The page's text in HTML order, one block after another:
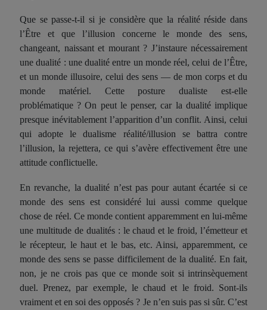
Que se passe-t-il si je considère que la réalité réside dans
l’Être et que l’illusion concerne le monde des sens,
changeant, naissant et mourant ? J’instaure nécessairement
une dualité : une dualité entre un monde réel, celui de l’Être,
et un monde illusoire, celui des sens — de mon corps et du
monde matériel. Cette posture dualiste est-elle
problématique ? On peut le penser, car la dualité implique
presque inévitablement l’apparition d’un conflit. Ainsi, celui
qui adopte le dualisme réalité/illusion se battra contre
l’illusion, la rejettera, ce qui s’avère effectivement être une
attitude conflictuelle.
En revanche, la dualité n’est pas pour autant écartée si ce
monde des sens est considéré lui aussi comme quelque
chose de réel. Ce monde contient apparemment en lui-même
une multitude de dualités : le chaud et le froid, l’émetteur et
le récepteur, le haut et le bas, etc. Ainsi, apparemment, ce
monde des sens se passe difficilement de la dualité. En fait,
non, je ne crois pas que ce monde soit si intrinsèquement
duel. Prenez, par exemple, le chaud et le froid. Sont-ils
vraiment et en soi des opposés ? Je n’en suis pas si sûr. C’est